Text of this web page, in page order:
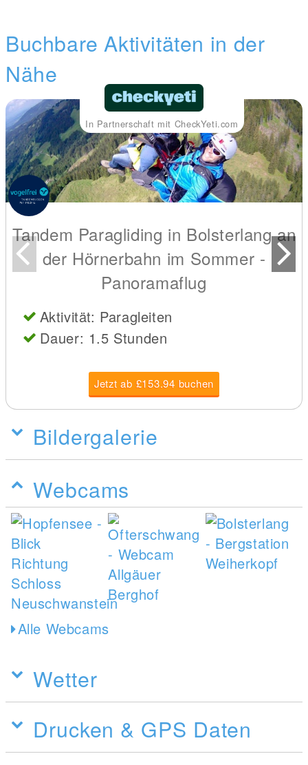
Buchbare Aktivitäten in der
Nähe
In Partnerschaft mit CheckYeti.com
Tandem Paragliding in Bolsterlang an
der Hörnerbahn im Sommer -
Panoramaflug
Aktivität: Paragleiten
Dauer: 1.5 Stunden
Jetzt ab £153.94 buchen
Bildergalerie
Webcams
Alle Webcams
Wetter
Drucken & GPS Daten